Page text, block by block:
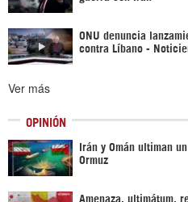
ONU denuncia
contra Líbano -
Ver más
OPINIÓN
Irán y Omán ultiman
Ormuz
Amenaza, ultimátum,